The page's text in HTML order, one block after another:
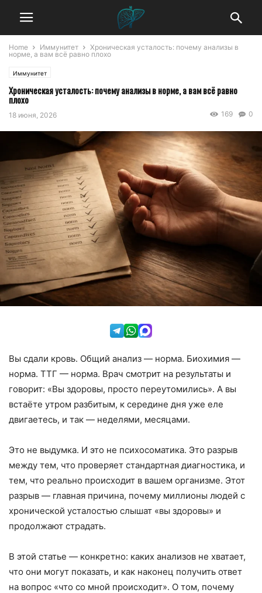
Home Иммунитет
Хроническая усталость: почему анализы в
норме, а вам всё равно плохо
Иммунитет
Хроническая усталость: почему анализы в норме, а вам всё равно
плохо
18 июня, 2026 0
169
Вы сдали кровь. Общий анализ — норма. Биохимия —
норма. ТТГ — норма. Врач смотрит на результаты и
говорит: «Вы здоровы, просто переутомились». А вы
встаёте утром разбитым, к середине дня уже еле
двигаетесь, и так — неделями, месяцами.
Это не выдумка. И это не психосоматика. Это разрыв
между тем, что проверяет стандартная диагностика, и
тем, что реально происходит в вашем организме. Этот
разрыв — главная причина, почему миллионы людей с
хронической усталостью слышат «вы здоровы» и
продолжают страдать.
В этой статье — конкретно: каких анализов не хватает,
что они могут показать, и как наконец получить ответ
на вопрос «что со мной происходит». О том, почему